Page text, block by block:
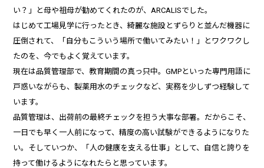
い？」と母や祖母が勧めてくれたのが、ARCALISでした。
はじめて工場見学に行ったとき、綺麗な施設とずらりと並んだ機器に
圧倒されて、「自分もこういう場所で働いてみたい！」とワクワクし
たのを、今でもよく覚えています。
現在は品質管理部で、教育期間の真っ只中。GMPといった専門用語に
戸惑いながらも、製薬用水のチェックなど、実務を少しずつ経験して
います。
品質管理は、出荷前の最終チェックを担う大事な部署。だからこそ、
一日でも早く一人前になって、精度の高い試験ができるようになりた
い。そしていつか、「人の健康を支える仕事」として、自信と誇りを
持って働けるようになれたらと思っています。